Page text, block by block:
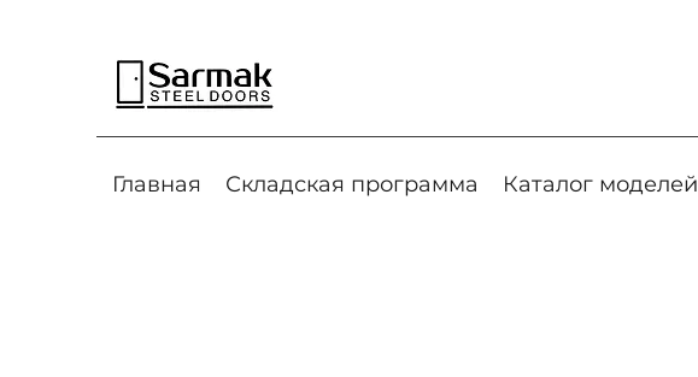
Главная Складская программа Каталог моделей